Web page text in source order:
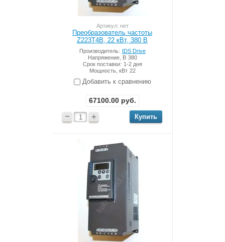
Артикул: нет
Преобразователь частоты
Z223T4B, 22 кВт, 380 В
Производитель:
IDS Drive
Напряжение, В 380
Срок поставки: 1-2 дня
Мощность, кВт 22
Добавить к сравнению
67100.00руб.
− +